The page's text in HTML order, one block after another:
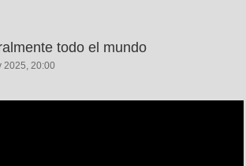
todo el mundo
2025, 20:00